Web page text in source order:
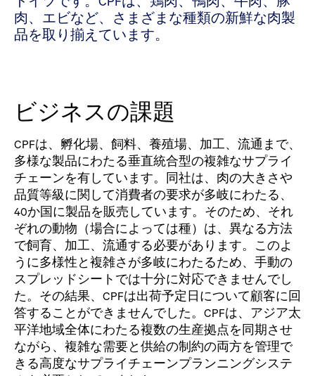
肉、エビなど、さまざまな種類の新鮮な肉製
品を取り揃えています。
ビジネスの課題
CPFは、孵化場、飼料、養殖場、加工、流通まで、
多様な製品にわたる垂直統合型の複雑なサプライ
チェーンを有しています。同社は、肉の大きさや
品質等級に関して消費者の要求が多岐にわたる、
40か国に製品を販売しています。そのため、それ
ぞれの動物（場合によっては種）は、異なる方法
で飼育、加工、流通する必要があります。このよ
うに多様性と複雑さが多岐にわたるため、手動の
スプレッドシートでは十分に対応できませんでし
た。その結果、CPFは出荷予定日について顧客に回
答することができませんでした。CPFは、アジア太
平洋地域全体にわたる複数の生産拠点を同期させ
ながら、複雑な需要と供給の制約の両方を管理で
きる高度なサプライチェーンプランニングシステ